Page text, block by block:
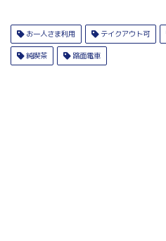
お一人さま利用 テイクアウト可
純喫茶 路面電車